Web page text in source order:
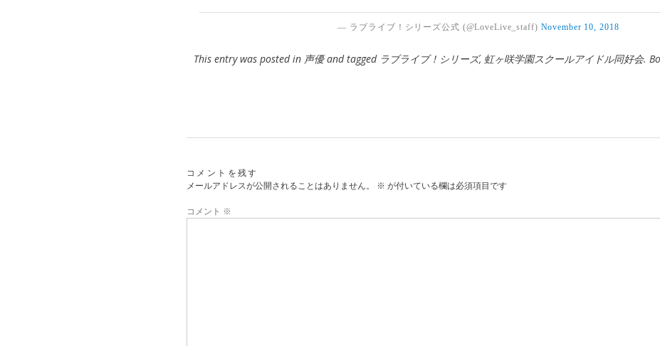
— ラブライブ！シリーズ公式 (@LoveLive_staff) November 10, 2018
This entry was posted in 声優and tagged ラブライブ！シリーズ, 虹ヶ咲学園スクールアイドル同好会.
コメントを残す
メールアドレスが公開されることはありません。
※ が付いている欄は必須項目です
コメント ※